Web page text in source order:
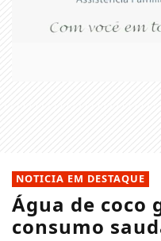
NOTICIA EM DESTAQUE
Água de coco
consumo